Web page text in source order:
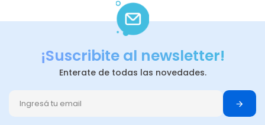
¡Suscribite al newsletter!
Enterate de todas las novedades.